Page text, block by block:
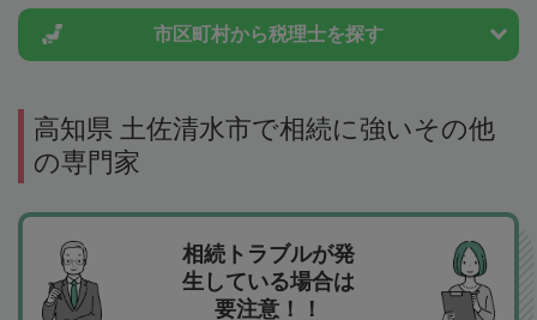
市区町村から税理士を探す
高知県 土佐清水市で相続に強いその他
の専門家
相続トラブルが発
生している場合は
要注意！！